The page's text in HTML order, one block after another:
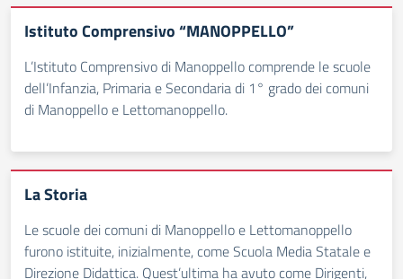
Istituto Comprensivo “MANOPPELLO”
L’Istituto Comprensivo di Manoppello comprende le scuole
dell’Infanzia, Primaria e Secondaria di 1° grado dei comuni
di Manoppello e Lettomanoppello.
La Storia
Le scuole dei comuni di Manoppello e Lettomanoppello
furono istituite, inizialmente, come Scuola Media Statale e
Direzione Didattica. Quest’ultima ha avuto come Dirigenti,